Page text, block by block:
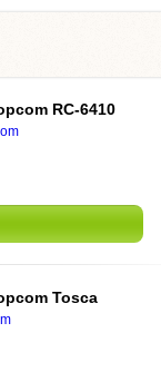
RC-6410
Tosca